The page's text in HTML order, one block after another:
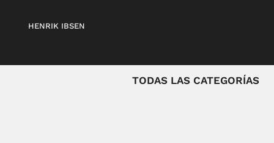
HENRIK IBSEN
TODAS LAS CATEGORÍAS